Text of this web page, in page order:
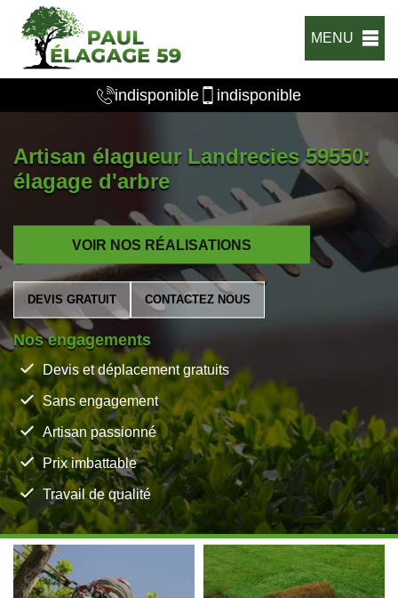
MENU
indisponible indisponible
Artisan élagueur Landrecies 59550:
élagage d'arbre
VOIR NOS RÉALISATIONS
DEVIS GRATUIT CONTACTEZ NOUS
Nos engagements
Devis et déplacement gratuits
Sans engagement
Artisan passionné
Prix imbattable
Travail de qualité